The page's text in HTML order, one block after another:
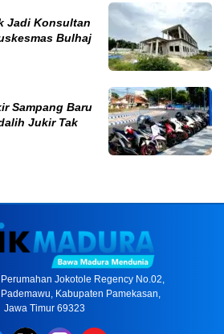
Jadi Konsultan
Bulhaj
Sampang Baru
Jukir Tak
Jokotole Regency No.02,
Kabupaten Pamekasan,
Jawa Timur 69323